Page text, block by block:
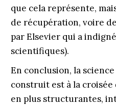
que cela représente,
de récupération, voire
par Elsevier qui a
scientifiques).
En conclusion, la
construit est à la
en plus structurantes,